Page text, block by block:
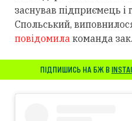
заснував підприємець
Спольський,
повідомила команда
ПІДПИШИСЬ НА БЖ В